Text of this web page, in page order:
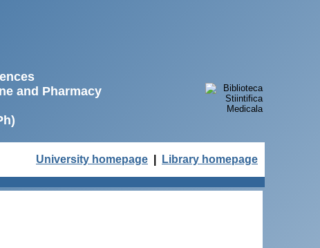
and Pharmacy
University homepage Library homepage